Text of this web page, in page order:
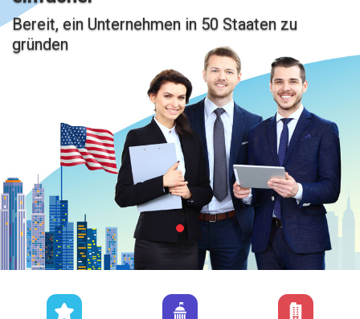
Bereit, ein Unternehmen in 50 Staaten zu
gründen